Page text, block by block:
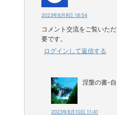
2023年8月9日 18:54
コメント交流をご覧いた
要です。
ログインして返信する
涅槃の書-
2023年8月10日 11:41